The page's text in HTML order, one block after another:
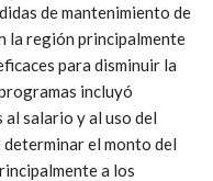
de mantenimiento de
la región principalmente
para disminuir la
incluyó
salario y al uso del
el monto del
a los